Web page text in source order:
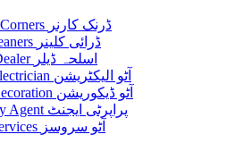
Drinks Corners ڈرنک کارنر
Dry Cleaners ڈرائی کلینر
Arms Dealer اسلحہ ڈیلر
Auto Electrician آٹو الیکٹریشن
Auto Decoration آٹو ڈیکوریشن
Property Agent پراپرٹی ایجنٹ
Auto Services آٹو سروسز